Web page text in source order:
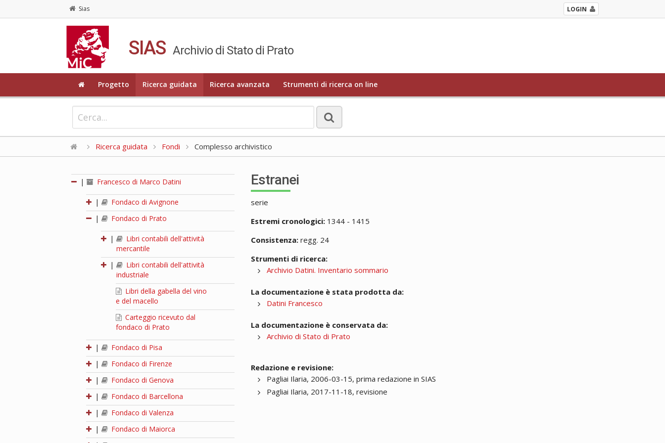
Sias LOGIN
SIAS Archivio di Stato di Prato
Progetto Ricerca guidata Ricerca avanzata Strumenti di ricerca on line
Ricerca guidata Fondi Complesso archivistico
| Francesco di Marco Datini
|
Fondaco di Avignone
|
Fondaco di Prato
|
Libri contabili dell'attività
mercantile
|
Libri contabili dell'attività
industriale
Libri della gabella del vino
e del macello
Carteggio ricevuto dal
fondaco di Prato
|
Fondaco di Pisa
|
Fondaco di Firenze
|
Fondaco di Genova
|
Fondaco di Barcellona
|
Fondaco di Valenza
|
Fondaco di Maiorca
Estranei
serie
Estremi cronologici: 1344 - 1415
Consistenza: regg. 24
Strumenti di ricerca:
Archivio Datini. Inventario sommario
La documentazione è stata prodotta da:
Datini Francesco
La documentazione è conservata da:
Archivio di Stato di Prato
Redazione e revisione:
Pagliai Ilaria, 2006-03-15, prima redazione in SIAS
Pagliai Ilaria, 2017-11-18, revisione